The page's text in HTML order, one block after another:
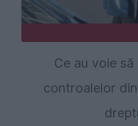
Ce au voie
controalelor